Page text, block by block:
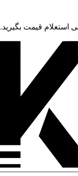
استعلام قیمت بگیرید.